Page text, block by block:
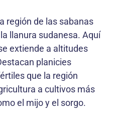
región de las sabanas
llanura sudanesa. Aquí
extiende a altitudes
planicies
que la región
a cultivos más
el mijo y el sorgo.